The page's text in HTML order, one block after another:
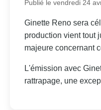
Publié le vendredi 24
Ginette Reno sera
production vient tout
majeure concernant
L'émission avec
rattrapage, une